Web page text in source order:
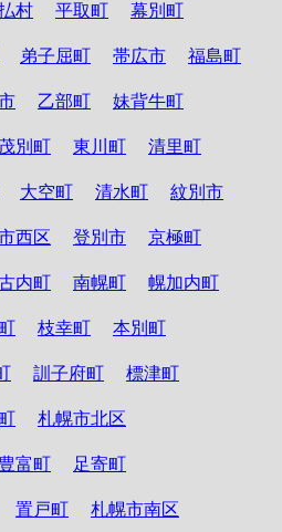
村 平取町 幕別町
弟子屈町 帯広市 福島町
乙部町 妹背牛町
別町 東川町 清里町
大空町 清水町 紋別市
西区 登別市 京極町
内町 南幌町 幌加内町
枝幸町 本別町
訓子府町 標津町
札幌市北区
豊富町 足寄町
置戸町 札幌市南区